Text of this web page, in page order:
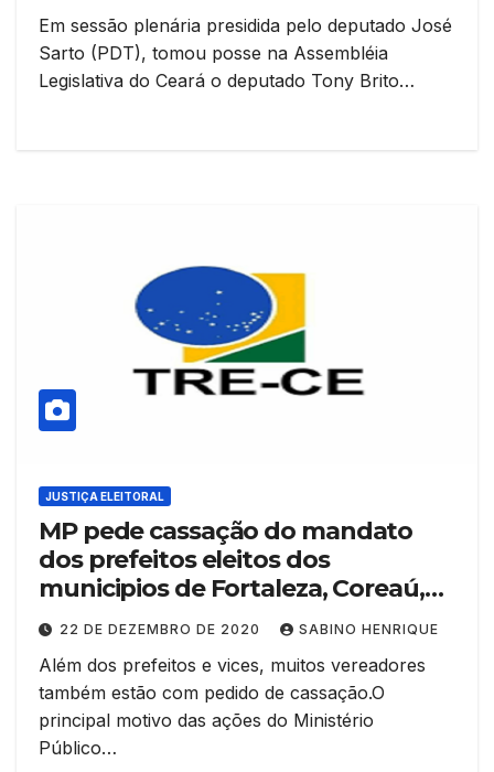
Em sessão plenária presidida pelo deputado José
Sarto (PDT), tomou posse na Assembléia
Legislativa do Ceará o deputado Tony Brito…
JUSTIÇA ELEITORAL
MP pede cassação do mandato
dos prefeitos eleitos dos
municipios de Fortaleza, Coreaú,
Nova Russas, Pacujá, Madalena,
Camocim e Pires Ferreira
22 DE DEZEMBRO DE 2020 SABINO HENRIQUE
Além dos prefeitos e vices, muitos vereadores
também estão com pedido de cassação.O
principal motivo das ações do Ministério
Público…